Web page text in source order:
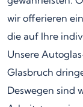
wir offerieren
die auf Ihre
Unsere
Glasbruch
Deswegen sind